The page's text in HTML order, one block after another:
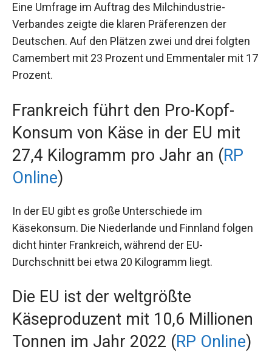
Eine Umfrage im Auftrag des Milchindustrie-
Verbandes zeigte die klaren Präferenzen der
Deutschen. Auf den Plätzen zwei und drei folgten
Camembert mit 23 Prozent und Emmentaler mit 17
Prozent.
Frankreich führt den Pro-Kopf-
Konsum von Käse in der EU mit
27,4 Kilogramm pro Jahr an (RP
Online)
In der EU gibt es große Unterschiede im
Käsekonsum. Die Niederlande und Finnland folgen
dicht hinter Frankreich, während der EU-
Durchschnitt bei etwa 20 Kilogramm liegt.
Die EU ist der weltgrößte
Käseproduzent mit 10,6 Millionen
Tonnen im Jahr 2022 (RP Online)